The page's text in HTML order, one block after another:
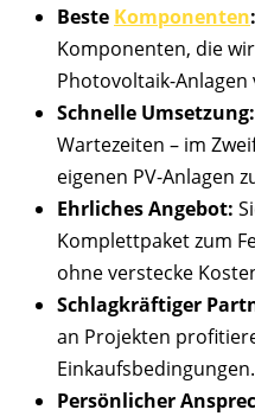
Beste Komponenten:
Komponenten, die
Photovoltaik-Anlagen
Schnelle Umsetzung:
Wartezeiten – im
eigenen PV-Anlagen
Ehrliches Angebot:
Komplettpaket zum
ohne verstecke
Schlagkräftiger
an Projekten
Einkaufsbedingungen.
Persönlicher